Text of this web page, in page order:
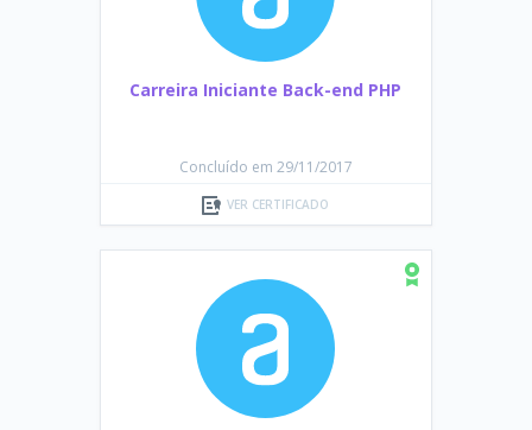
Carreira Iniciante Back-end PHP
Concluído em 29/11/2017
VER CERTIFICADO